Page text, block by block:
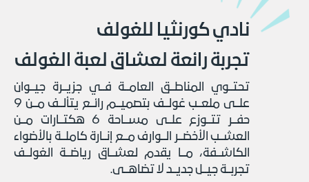
نادي كورنثيا للغولف
تجربة رائعة لعشاق لعبة الغولف
تحتــوي المناطــق العامــة فــي جزيــرة جيــوان
علــى ملعــب غولــف بتصميــم رائــع يتألــف مــن 9
حفــر تتــوزع علــى مســاحة 6 هكتــارات مــن
العشــب الأخضــر الــوارف مــع إنــارة كاملــة بالأضواء
الكاشــفة، مــا يقدم لعشــاق رياضــة الغولــف
تجربــة جيــل جديــد لا تضاهــى.